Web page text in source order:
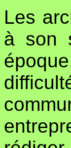
Les
à son